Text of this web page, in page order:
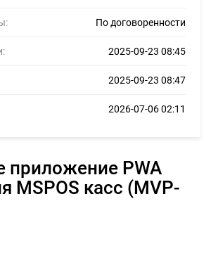
По договоренности
2025-09-23 08:45
2025-09-23 08:47
2026-07-06 02:11
MSPOS касс (MVP-